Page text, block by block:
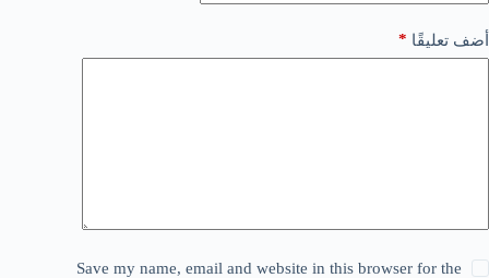
أضف تعليقًا *
Save my name, email and website in this browser for the